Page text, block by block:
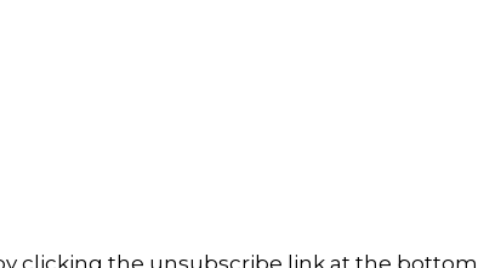
clicking the unsubscribe link at the bottom